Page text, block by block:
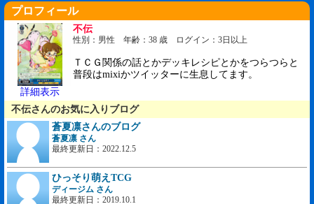
プロフィール
詳細表示
不伝
性別：男性 年齢：38 歳 ログイン：3日以上
ＴＣＧ関係の話とかデッキレシピとかをつらつらと
普段はmixiかツイッターに生息してます。
不伝さんのお気に入りブログ
蒼夏凛さんのブログ
蒼夏凛 さん
最終更新日：2022.12.5
ひっそり萌えTCG
ディージム さん
最終更新日：2019.10.1